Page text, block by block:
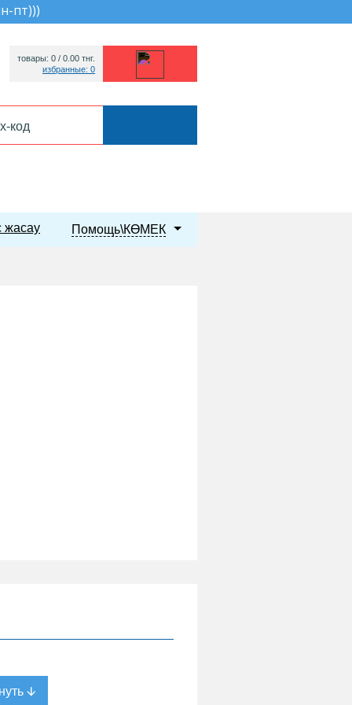
пт)))
товары: 0 / 0.00 тнг.
избранные: 0
Помощь\КӨМЕК
жасау